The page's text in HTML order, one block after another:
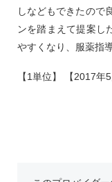
しなどもできたので
ンを踏まえて提案し
やすくなり、服薬指
【1単位】 【2017年5